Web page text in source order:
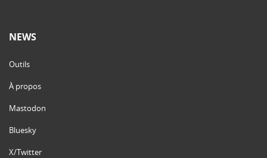
NEWS
Outils
À propos
Mastodon
Bluesky
X/Twitter